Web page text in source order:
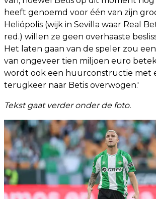
heeft genoemd voor één van zijn
Heliópolis (wijk in Sevilla waar Real
red.) willen ze geen overhaaste
Het laten gaan van de speler zou
van ongeveer tien miljoen euro
wordt ook een huurconstructie met
terugkeer naar Betis overwogen.'
Tekst gaat verder onder de foto.